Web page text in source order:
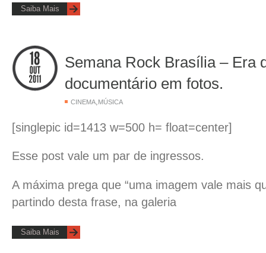
Saiba Mais
Semana Rock Brasília – Era
documentário em fotos.
CINEMA MÚSICA
[singlepic id=1413 w=500 h= float=center]
Esse post vale um par de ingressos.
A máxima prega que “uma imagem vale mais
partindo desta frase, na galeria
Saiba Mais